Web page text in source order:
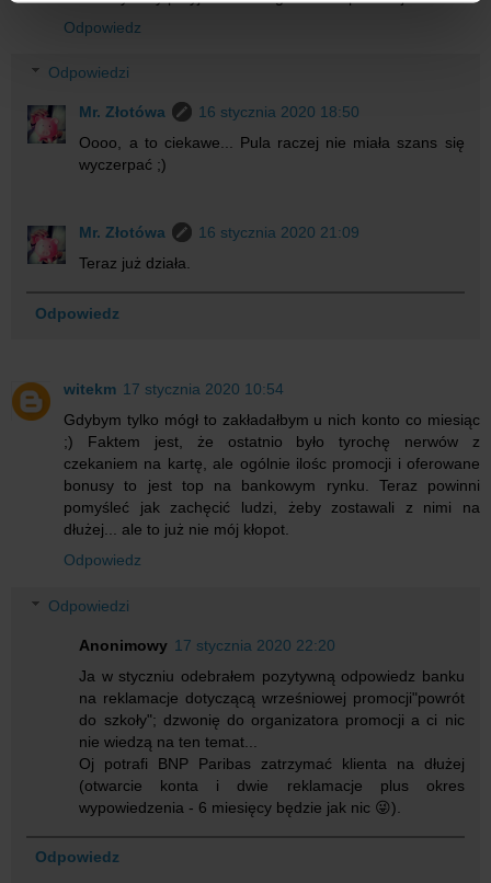
Odpowiedz
Odpowiedzi
Mr. Złotówa
16 stycznia 2020 18:50
Oooo, a to ciekawe... Pula raczej nie miała szans się
wyczerpać ;)
Mr. Złotówa
16 stycznia 2020 21:09
Teraz już działa.
Odpowiedz
witekm 17 stycznia 2020 10:54
Gdybym tylko mógł to zakładałbym u nich konto co miesiąc
;) Faktem jest, że ostatnio było tyrochę nerwów z
czekaniem na kartę, ale ogólnie ilośc promocji i oferowane
bonusy to jest top na bankowym rynku. Teraz powinni
pomyśleć jak zachęcić ludzi, żeby zostawali z nimi na
dłużej... ale to już nie mój kłopot.
Odpowiedz
Odpowiedzi
Anonimowy 17 stycznia 2020 22:20
Ja w styczniu odebrałem pozytywną odpowiedz banku
na reklamacje dotyczącą wrześniowej promocji"powrót
do szkoły"; dzwonię do organizatora promocji a ci nic
nie wiedzą na ten temat...
Oj potrafi BNP Paribas zatrzymać klienta na dłużej
(otwarcie konta i dwie reklamacje plus okres
wypowiedzenia - 6 miesięcy będzie jak nic 😜).
Odpowiedz